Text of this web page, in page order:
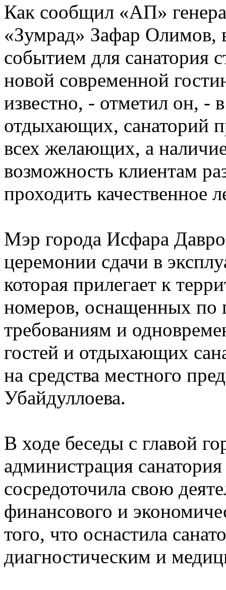
Как сообщил «АП»
«Зумрад» Зафар Олимов,
событием для санатория
новой современной
известно, - отметил он, -
отдыхающих, санаторий
всех желающих, а
возможность клиентам
проходить качественное
Мэр города Исфара
церемонии сдачи в
которая прилегает к
номеров, оснащенных по
требованиям и
гостей и отдыхающих
на средства местного
Убайдуллоева.
В ходе беседы с главой
администрация
сосредоточила свою
финансового и
того, что оснастила
диагностическим и